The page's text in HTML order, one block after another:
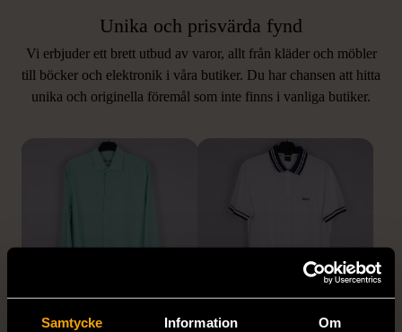
Samtycke Information Om
Unika och prisvärda fynd
Vi erbjuder ett brett utbud av varor, allt från kläder och möbler
till böcker och elektronik i våra butiker. Du har chansen att hitta
unika och originella föremål som inte finns i vanliga butiker.
LIKNANDE PRODUKTER
Hitta produkter som påminner om denna